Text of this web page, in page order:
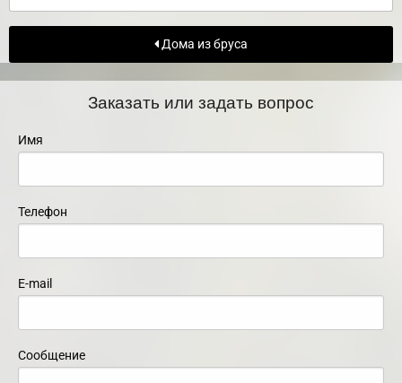
Дома из бруса
Заказать или задать вопрос
Имя
Телефон
E-mail
Сообщение